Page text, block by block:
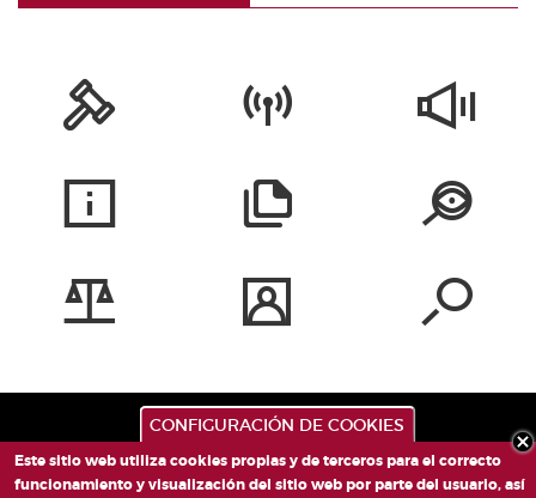
CONFIGURACIÓN DE COOKIES
Este sitio web utiliza cookies propias y de terceros para el correcto
funcionamiento y visualización del sitio web por parte del usuario, así